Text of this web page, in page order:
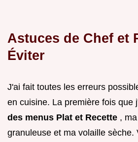
Astuces de Chef et
Éviter
J'ai fait toutes les erreurs
en cuisine. La première fois que
des menus Plat et Recette ,
granuleuse et ma volaille sèche.